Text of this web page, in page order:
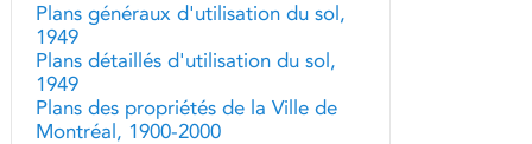
Plans généraux d'utilisation du sol,
1949
Plans détaillés d'utilisation du sol,
1949
Plans des propriétés de la Ville de
Montréal, 1900-2000